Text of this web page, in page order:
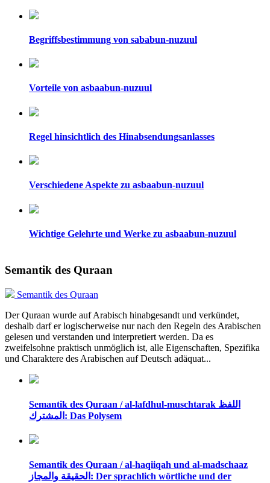
Begriffsbestimmung von sababun-nuzuul
Vorteile von asbaabun-nuzuul
Regel hinsichtlich des Hinabsendungsanlasses
Verschiedene Aspekte zu asbaabun-nuzuul
Wichtige Gelehrte und Werke zu asbaabun-nuzuul
Semantik des Quraan
Semantik des Quraan
Der Quraan wurde auf Arabisch hinabgesandt und verkündet,
deshalb darf er logischerweise nur nach den Regeln des Arabischen
gelesen und verstanden und interpretiert werden. Da es
zweifelsohne praktisch unmöglich ist, alle Eigenschaften, Spezifika
und Charaktere des Arabischen auf Deutsch adäquat...
Semantik des Quraan / al-lafdhul-muschtarak اللفظ
المشترك: Das Polysem
Semantik des Quraan / al-haqiiqah und al-madschaaz
الحقيقة والمجاز: Der sprachlich wörtliche und der